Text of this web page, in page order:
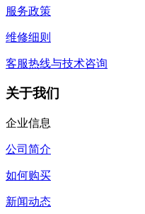
服务政策
维修细则
客服热线与技术咨询
关于我们
企业信息
公司简介
如何购买
新闻动态